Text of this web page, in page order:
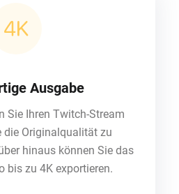
Ausgabe
Sie Ihren Twitch-Stream
die Originalqualität zu
hinaus können Sie das
bis zu 4K exportieren.